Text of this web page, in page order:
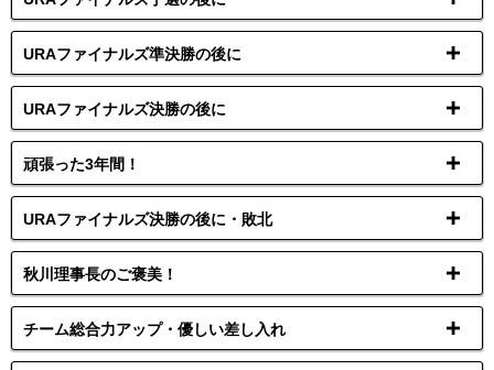
URAファイナルズ準決勝の後に
URAファイナルズ決勝の後に
頑張った3年間！
URAファイナルズ決勝の後に・敗北
秋川理事長のご褒美！
チーム総合力アップ・優しい差し入れ